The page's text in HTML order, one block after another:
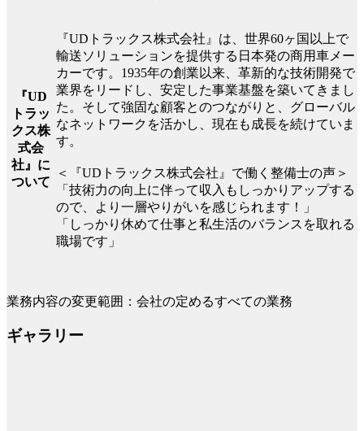
『UD
トラッ
クス株
式会
社』に
ついて
『UDトラックス株式会社』は、世界60ヶ国以上で
輸送ソリューションを提供する日本発の商用車メー
カーです。1935年の創業以来、革新的な技術開発で
業界をリードし、安定した事業基盤を築いてきまし
た。そして強固な顧客とのつながりと、グローバル
なネットワークを活かし、現在も成長を続けていま
す。
＜『UDトラックス株式会社』で働く整備士の声＞
「技術力の向上に伴って収入もしっかりアップする
ので、より一層やりがいを感じられます！」
「しっかり休めて仕事と私生活のバランスを取れる
職場です」
業務内容の変更範囲：会社の定めるすべての業務
ギャラリー